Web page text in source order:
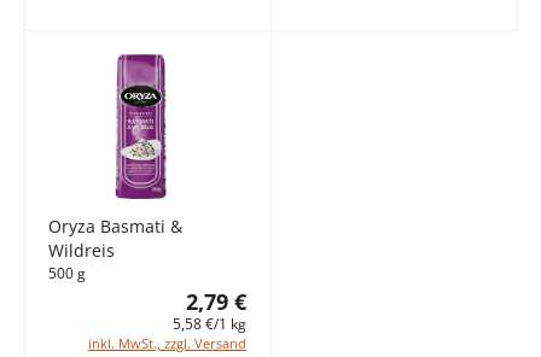
Oryza Basmati &
Wildreis
500 g
2,79 €
5,58 €/1 kg
inkl. MwSt., zzgl. Versand